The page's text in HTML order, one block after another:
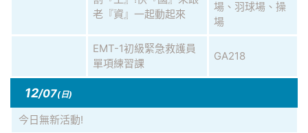
老『資』一起動起來
場、羽球場、操
場
EMT-1初級緊急救護員
單項練習課
GA218
12/07(日)
今日無新活動!